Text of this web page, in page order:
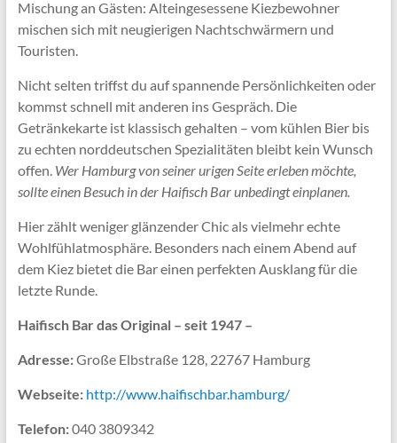
Mischung an Gästen: Alteingesessene Kiezbewohner
mischen sich mit neugierigen Nachtschwärmern und
Touristen.
Nicht selten triffst du auf spannende Persönlichkeiten oder
kommst schnell mit anderen ins Gespräch. Die
Getränkekarte ist klassisch gehalten – vom kühlen Bier bis
zu echten norddeutschen Spezialitäten bleibt kein Wunsch
offen. Wer Hamburg von seiner urigen Seite erleben möchte,
sollte einen Besuch in der Haifisch Bar unbedingt einplanen.
Hier zählt weniger glänzender Chic als vielmehr echte
Wohlfühlatmosphäre. Besonders nach einem Abend auf
dem Kiez bietet die Bar einen perfekten Ausklang für die
letzte Runde.
Haifisch Bar das Original – seit 1947 –
Adresse:Große Elbstraße 128, 22767 Hamburg
Webseite: http://www.haifischbar.hamburg/
Telefon:040 3809342